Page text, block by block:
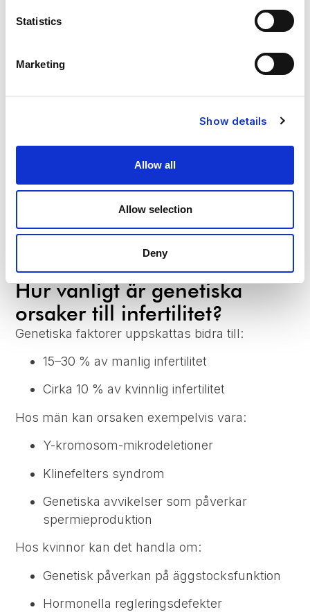
Statistics
Marketing
Show details
Allow all
Allow selection
Deny
Hur vanligt är genetiska
orsaker till infertilitet?
Genetiska faktorer uppskattas bidra till:
15–30 % av manlig infertilitet
Cirka 10 % av kvinnlig infertilitet
Hos män kan orsaken exempelvis vara:
Y-kromosom-mikrodeletioner
Klinefelters syndrom
Genetiska avvikelser som påverkar
spermieproduktion
Hos kvinnor kan det handla om:
Genetisk påverkan på äggstocksfunktion
Hormonella regleringsdefekter